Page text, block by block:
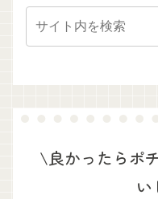
\良かったらポ